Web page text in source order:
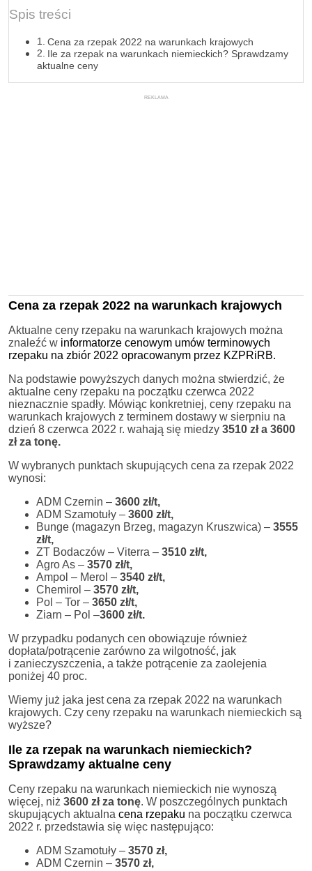
Spis treści
Cena za rzepak 2022 na warunkach krajowych
Ile za rzepak na warunkach niemieckich? Sprawdzamy
aktualne ceny
REKLAMA
Cena za rzepak 2022 na warunkach krajowych
Aktualne ceny rzepaku na warunkach krajowych można
znaleźć w informatorze cenowym umów terminowych
rzepaku na zbiór 2022 opracowanym przez KZPRiRB.
Na podstawie powyższych danych można stwierdzić, że
aktualne ceny rzepaku na początku czerwca 2022
nieznacznie spadły. Mówiąc konkretniej, ceny rzepaku na
warunkach krajowych z terminem dostawy w sierpniu na
dzień 8 czerwca 2022 r. wahają się miedzy 3510 zł a 3600
zł za tonę.
W wybranych punktach skupujących cena za rzepak 2022
wynosi:
ADM Czernin – 3600 zł/t,
ADM Szamotuły – 3600 zł/t,
Bunge (magazyn Brzeg, magazyn Kruszwica) – 3555
zł/t,
ZT Bodaczów – Viterra – 3510 zł/t,
Agro As – 3570 zł/t,
Ampol – Merol – 3540 zł/t,
Chemirol – 3570 zł/t,
Pol – Tor – 3650 zł/t,
Ziarn – Pol –3600 zł/t.
W przypadku podanych cen obowiązuje również
dopłata/potrącenie zarówno za wilgotność, jak
i zanieczyszczenia, a także potrącenie za zaolejenia
poniżej 40 proc.
Wiemy już jaka jest cena za rzepak 2022 na warunkach
krajowych. Czy ceny rzepaku na warunkach niemieckich są
wyższe?
Ile za rzepak na warunkach niemieckich?
Sprawdzamy aktualne ceny
Ceny rzepaku na warunkach niemieckich nie wynoszą
więcej, niż 3600 zł za tonę. W poszczególnych punktach
skupujących aktualna cena rzepaku na początku czerwca
2022 r. przedstawia się więc następująco:
ADM Szamotuły – 3570 zł,
ADM Czernin – 3570 zł,